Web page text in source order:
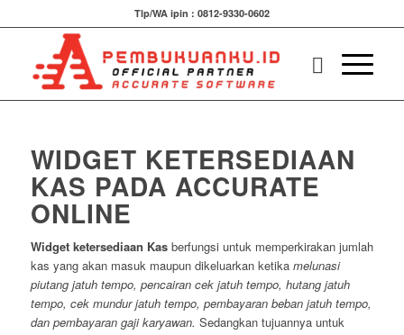
Tlp/WA ipin : 0812-9330-0602
WIDGET KETERSEDIAAN
KAS PADA ACCURATE
ONLINE
Widget ketersediaan Kasberfungsi untuk memperkirakan jumlah
kas yang akan masuk maupun dikeluarkan ketika melunasi
piutang jatuh tempo, pencairan cek jatuh tempo, hutang jatuh
tempo, cek mundur jatuh tempo, pembayaran beban jatuh tempo,
dan pembayaran gaji karyawan. Sedangkan tujuannya untuk